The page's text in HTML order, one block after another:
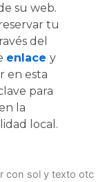
su web.
tu
del
enlacey
en esta
para
la
local.